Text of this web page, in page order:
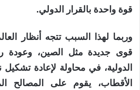
قوة واحدة بالقرار الدولي.
وربما لهذا السبب تتجه أنظار
قوى جديدة مثل الصين، وعودة
الدولية، في محاولة لإعادة
الأقطاب، يقوم على المصالح